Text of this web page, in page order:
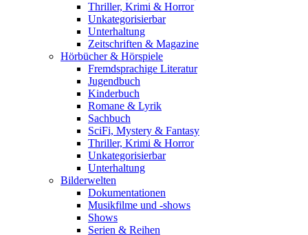
Thriller, Krimi & Horror
Unkategorisierbar
Unterhaltung
Zeitschriften & Magazine
Hörbücher & Hörspiele
Fremdsprachige Literatur
Jugendbuch
Kinderbuch
Romane & Lyrik
Sachbuch
SciFi, Mystery & Fantasy
Thriller, Krimi & Horror
Unkategorisierbar
Unterhaltung
Bilderwelten
Dokumentationen
Musikfilme und -shows
Shows
Serien & Reihen